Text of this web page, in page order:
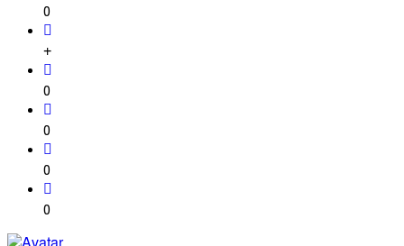
0
+
0
0
0
0